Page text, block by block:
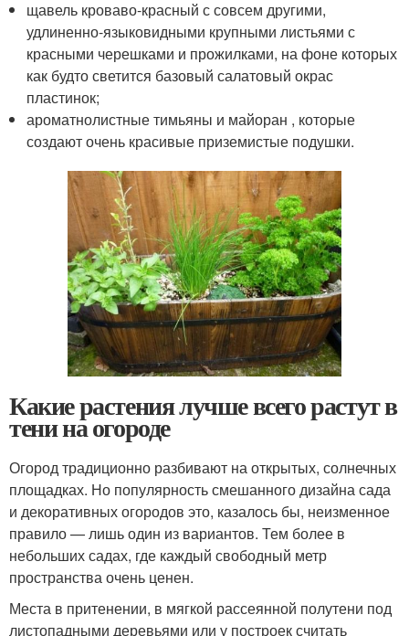
щавель кроваво-красный с совсем другими,
удлиненно-языковидными крупными листьями с
красными черешками и прожилками, на фоне которых
как будто светится базовый салатовый окрас
пластинок;
ароматнолистные тимьяны и майоран , которые
создают очень красивые приземистые подушки.
Какие растения лучше всего растут в
тени на огороде
Огород традиционно разбивают на открытых, солнечных
площадках. Но популярность смешанного дизайна сада
и декоративных огородов это, казалось бы, неизменное
правило — лишь один из вариантов. Тем более в
небольших садах, где каждый свободный метр
пространства очень ценен.
Места в притенении, в мягкой рассеянной полутени под
листопадными деревьями или у построек считать